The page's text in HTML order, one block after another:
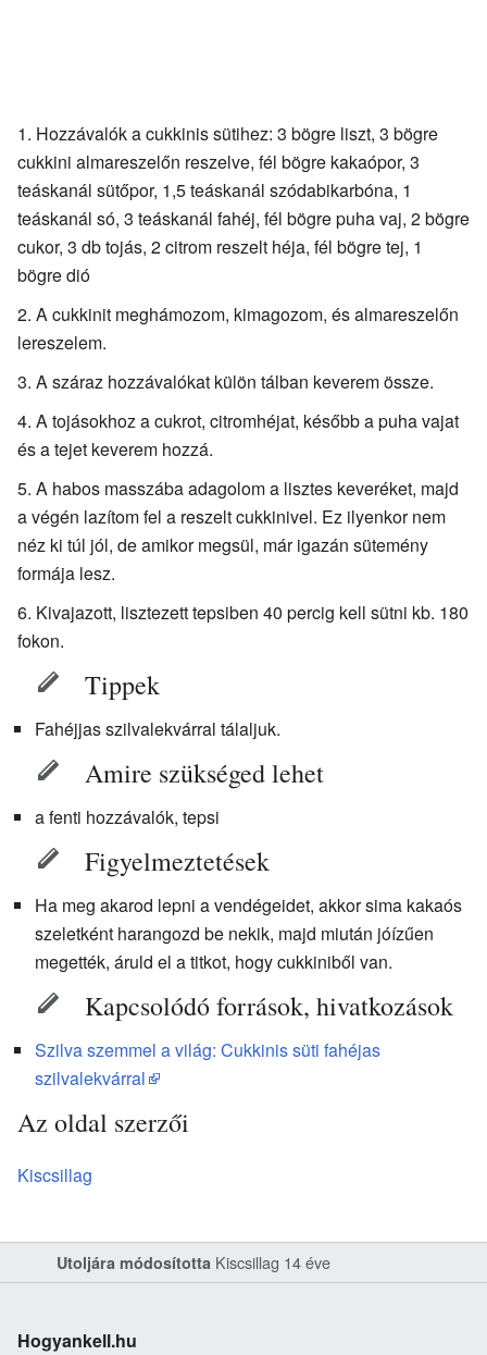
Hozzávalók a cukkinis sütihez: 3 bögre liszt, 3 bögre
cukkini almareszelőn reszelve, fél bögre kakaópor, 3
teáskanál sütőpor, 1,5 teáskanál szódabikarbóna, 1
teáskanál só, 3 teáskanál fahéj, fél bögre puha vaj, 2 bögre
cukor, 3 db tojás, 2 citrom reszelt héja, fél bögre tej, 1
bögre dió
A cukkinit meghámozom, kimagozom, és almareszelőn
lereszelem.
A száraz hozzávalókat külön tálban keverem össze.
A tojásokhoz a cukrot, citromhéjat, később a puha vajat
és a tejet keverem hozzá.
A habos masszába adagolom a lisztes keveréket, majd
a végén lazítom fel a reszelt cukkinivel. Ez ilyenkor nem
néz ki túl jól, de amikor megsül, már igazán sütemény
formája lesz.
Kivajazott, lisztezett tepsiben 40 percig kell sütni kb. 180
fokon.
Tippek
Fahéjjas szilvalekvárral tálaljuk.
Amire szükséged lehet
a fenti hozzávalók, tepsi
Figyelmeztetések
Ha meg akarod lepni a vendégeidet, akkor sima kakaós
szeletként harangozd be nekik, majd miután jóízűen
megették, áruld el a titkot, hogy cukkiniből van.
Kapcsolódó források, hivatkozások
Szilva szemmel a világ: Cukkinis süti fahéjas
szilvalekvárral
Az oldal szerzői
Kiscsillag
Utoljára módosította Kiscsillag 14 éve
Hogyankell.hu